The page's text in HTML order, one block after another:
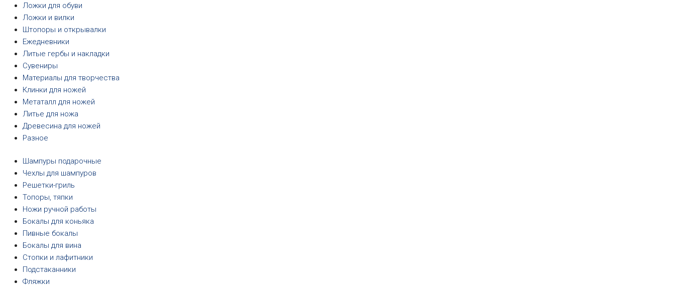
Ложки для обуви
Ложки и вилки
Штопоры и открывалки
Ежедневники
Литые гербы и накладки
Сувениры
Материалы для творчества
Клинки для ножей
Метаталл для ножей
Литье для ножа
Древесина для ножей
Разное
Шампуры подарочные
Чехлы для шампуров
Решетки-гриль
Топоры, тяпки
Ножи ручной работы
Бокалы для коньяка
Пивные бокалы
Бокалы для вина
Стопки и лафитники
Подстаканники
Фляжки